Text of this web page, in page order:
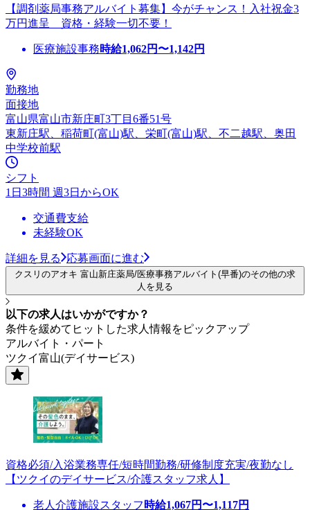
【調剤薬局事務アルバイト募集】今がチャンス！入社祝金3
万円進呈 資格・経験一切不要！
医療施設事務時給1,062円〜1,142円
勤務地
面接地
富山県富山市新庄町3丁目6番51号
東新庄駅、稲荷町(富山)駅、栄町(富山)駅、不二越駅、奥田
中学校前駅
シフト
1日3時間 週3日からOK
交通費支給
未経験OK
詳細を見る 応募画面に進む
クスリのアオキ 富山新庄薬局/医療事務アルバイト(早番)のその他の求
人を見る
以下の求人はいかがですか？
条件を緩めてヒットした求人情報をピックアップ
アルバイト・パート
ツクイ富山(デイサービス)
資格必須/入浴業務専任/短時間勤務/研修制度充実/夜勤なし
【ツクイのデイサービス/介護スタッフ求人】
老人介護施設スタッフ 時給1,067円〜1,117円